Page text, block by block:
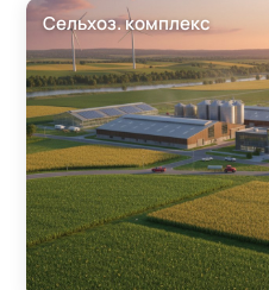
Сельхоз. комплекс